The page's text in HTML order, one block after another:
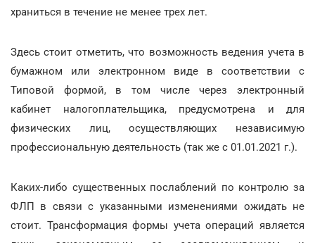
храниться в течение не менее трех лет.
Здесь стоит отметить, что возможность ведения учета в
бумажном или электронном виде в соответствии с
Типовой формой, в том числе через электронный
кабинет налогоплательщика, предусмотрена и для
физических лиц, осуществляющих независимую
профессиональную деятельность (так же с 01.01.2021 г.).
Каких-либо существенных послаблений по контролю за
ФЛП в связи с указанными изменениями ожидать не
стоит. Трансформация формы учета операций является